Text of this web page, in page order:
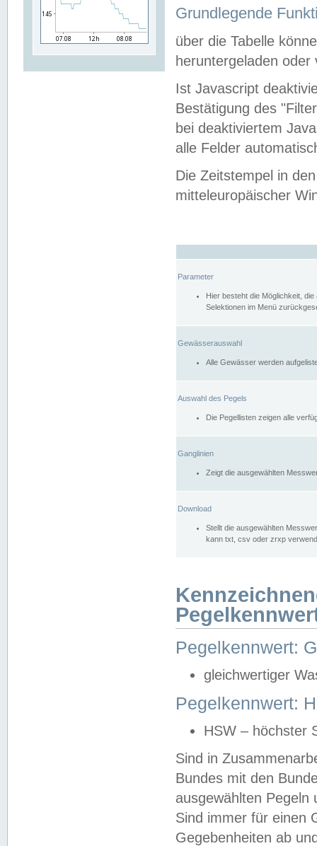
Grundlegende
über die Tabelle
heruntergeladen oder
Ist Javascript
Bestätigung des
bei deaktiviertem
alle Felder
Die Zeitstempel in
mitteleuropäischer
Parameter
Hier besteht die Möglichkeit,
Selektionen im Menü
Gewässerauswahl
Alle Gewässer werden
Auswahl des Pegels
Die Pegellisten zeigen alle
Ganglinien
Zeigt die ausgewählten
Download
Stellt die ausgewählten
kann txt, csv oder zrxp
Pegelkennwert:
gleichwertiger
Pegelkennwert:
HSW – höchster
Sind in
Bundes mit den
ausgewählten
Sind immer für einen
Gegebenheiten ab